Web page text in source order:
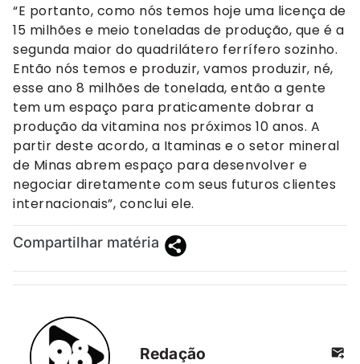
“E portanto, como nós temos hoje uma licença de
15 milhões e meio toneladas de produção, que é a
segunda maior do quadrilátero ferrífero sozinho.
Então nós temos e produzir, vamos produzir, né,
esse ano 8 milhões de tonelada, então a gente
tem um espaço para praticamente dobrar a
produção da vitamina nos próximos 10 anos. A
partir deste acordo, a Itaminas e o setor mineral
de Minas abrem espaço para desenvolver e
negociar diretamente com seus futuros clientes
internacionais”, conclui ele.
Compartilhar matéria
Redação